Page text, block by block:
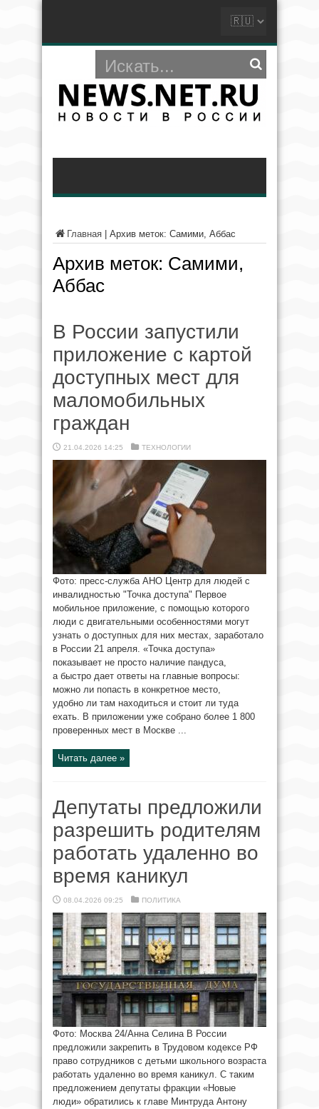
Главная Архив меток: Самими, Аббас
Архив меток: Самими,
Аббас
В России запустили
приложение с картой
доступных мест для
маломобильных
граждан
21.04.2026 14:25 ТЕХНОЛОГИИ
Фото: пресс-служба АНО Центр для людей с
инвалидностью "Точка доступа" Первое
мобильное приложение, с помощью которого
люди с двигательными особенностями могут
узнать о доступных для них местах, заработало
в России 21 апреля. «Точка доступа»
показывает не просто наличие пандуса,
а быстро дает ответы на главные вопросы:
можно ли попасть в конкретное место,
удобно ли там находиться и стоит ли туда
ехать. В приложении уже собрано более 1 800
проверенных мест в Москве ...
Читать далее »
Депутаты предложили
разрешить родителям
работать удаленно во
время каникул
08.04.2026 09:25 ПОЛИТИКА
Фото: Москва 24/Анна Селина В России
предложили закрепить в Трудовом кодексе РФ
право сотрудников с детьми школьного возраста
работать удаленно во время каникул. С таким
предложением депутаты фракции «Новые
люди» обратились к главе Минтруда Антону